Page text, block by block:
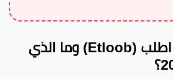
ما هو تطبيق اطلب (Etloob) وما الذي